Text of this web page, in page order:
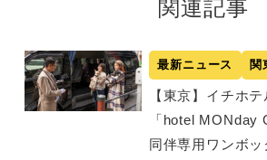
最新ニュース 関
【東京】イチホ
「hotel MONday
同伴専用ワンボ